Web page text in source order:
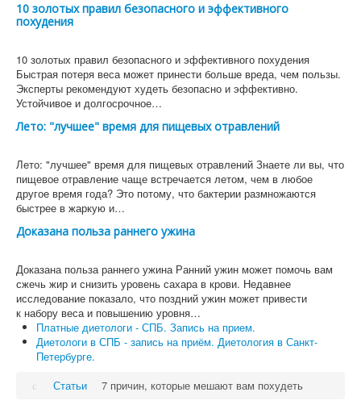
10 золотых правил безопасного и эффективного
похудения
10 золотых правил безопасного и эффективного похудения
Быстрая потеря веса может принести больше вреда, чем пользы.
Эксперты рекомендуют худеть безопасно и эффективно.
Устойчивое и долгосрочное…
Лето: "лучшее" время для пищевых отравлений
Лето: "лучшее" время для пищевых отравлений Знаете ли вы, что
пищевое отравление чаще встречается летом, чем в любое
другое время года? Это потому, что бактерии размножаются
быстрее в жаркую и…
Доказана польза раннего ужина
Доказана польза раннего ужина Ранний ужин может помочь вам
сжечь жир и снизить уровень сахара в крови. Недавнее
исследование показало, что поздний ужин может привести
к набору веса и повышению уровня…
Платные диетологи - СПБ. Запись на прием.
Диетологи в СПБ - запись на приём. Диетология в Санкт-
Петербурге.
Статьи
7 причин, которые мешают вам похудеть